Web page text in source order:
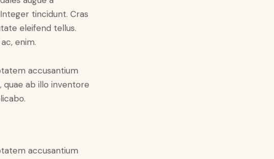
tincidunt. Cras
eleifend tellus.
enim.
accusantium
ab illo inventore
accusantium